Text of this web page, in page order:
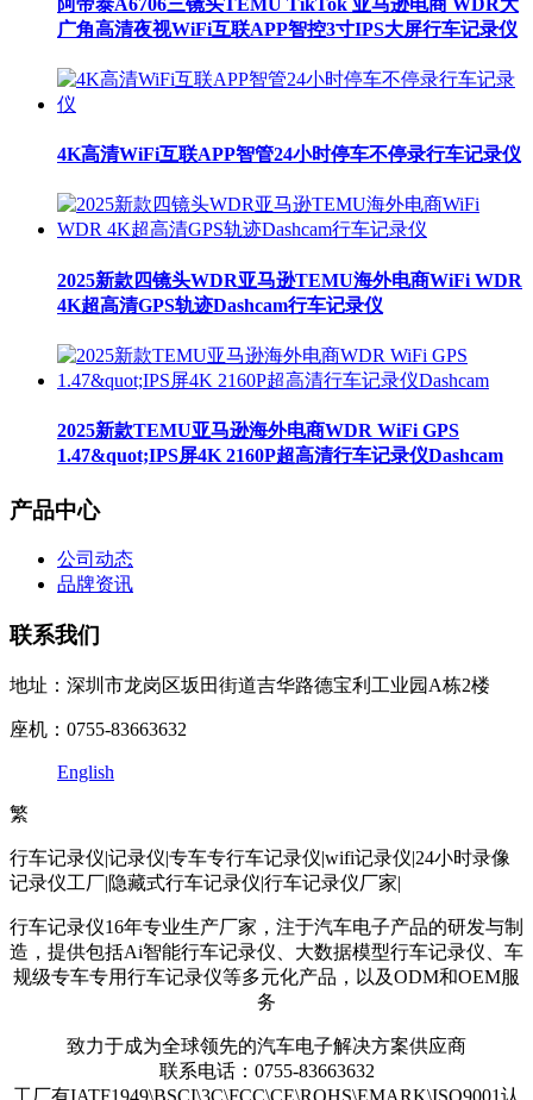
广角高清夜视WiFi互联APP智控3寸IPS大屏行车记录仪
4K高清WiFi互联APP智管24小时停车不停录行车记录仪
2025新款四镜头WDR亚马逊TEMU海外电商WiFi WDR
4K超高清GPS轨迹Dashcam行车记录仪
2025新款TEMU亚马逊海外电商WDR WiFi GPS
1.47&quot;IPS屏4K 2160P超高清行车记录仪Dashcam
产品中心
公司动态
品牌资讯
联系我们
地址：深圳市龙岗区坂田街道吉华路德宝利工业园A栋2楼
座机：0755-83663632
English
繁
行车记录仪|记录仪|专车专行车记录仪|wifi记录仪|24小时录像
记录仪工厂|隐藏式行车记录仪|行车记录仪厂家|
行车记录仪16年专业生产厂家，注于汽车电子产品的研发与制
造，提供包括Ai智能行车记录仪、大数据模型行车记录仪、车
规级专车专用行车记录仪等多元化产品，以及ODM和OEM服
务
致力于成为全球领先的汽车电子解决方案供应商
联系电话：0755-83663632
工厂有IATF1949\BSCI\3C\FCC\CE\ROHS\EMARK\ISO9001认